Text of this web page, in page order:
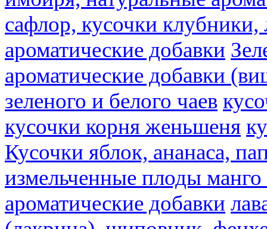
сафлор, кусочки
ароматические добавки
ароматические добавки
зеленого и белого чаев
кусочки корня женьшеня
Кусочки яблок, ананаса,
измельченные плоды
ароматические добавки